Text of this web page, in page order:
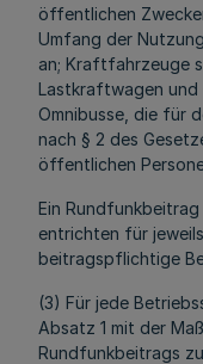
öffentlichen
Umfang der
an; Kraftfahrzeuge
Lastkraftwagen und
Omnibusse, die für
nach § 2 des
öffentlichen
Ein
entrichten für
beitragspflichtige
(3) Für jede
Absatz 1 mit der
Rundfunkbeitrags